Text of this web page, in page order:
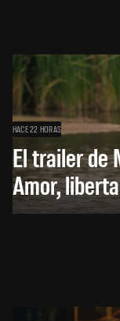
HACE 22 HORAS
El trailer de
Amor,